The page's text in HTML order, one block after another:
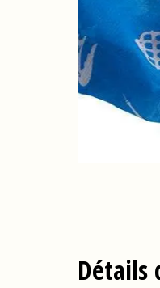
Détails